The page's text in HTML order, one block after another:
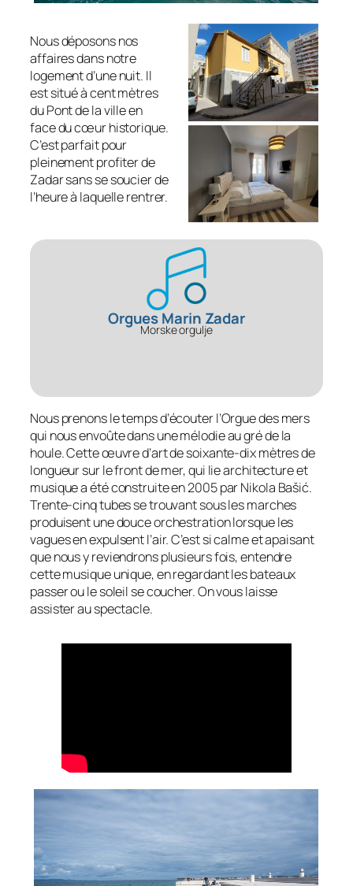
Nous déposons nos
affaires dans notre
logement d’une nuit. Il
est situé à cent mètres
du Pont de la ville en
face du cœur historique.
C’est parfait pour
pleinement profiter de
Zadar sans se soucier de
l’heure à laquelle rentrer.
Orgues Marin Zadar
Morske orgulje
Nous prenons le temps d’écouter l’Orgue des mers
qui nous envoûte dans une mélodie au gré de la
houle. Cette œuvre d’art de soixante-dix mètres de
longueur sur le front de mer, qui lie architecture et
musique a été construite en 2005 par Nikola Bašić.
Trente-cinq tubes se trouvant sous les marches
produisent une douce orchestration lorsque les
vagues en expulsent l’air. C’est si calme et apaisant
que nous y reviendrons plusieurs fois, entendre
cette musique unique, en regardant les bateaux
passer ou le soleil se coucher. On vous laisse
assister au spectacle.